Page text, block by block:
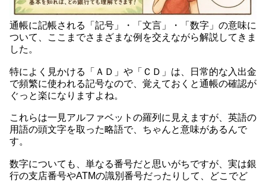
通帳に記帳される「記号」・「文言」・「数字」の意味に
ついて、ここまでさまざまな例を交えながら解説してきま
した。
特によく見かける「ＡＤ」や「ＣＤ」は、日常的な入出金
で頻繁に使われる記号なので、覚えておくと通帳の確認が
ぐっと楽になりますよね。
これらは一見アルファベットの羅列に見えますが、英語の
用語の頭文字を取った略語で、ちゃんと意味があるんで
す。
数字についても、単なる番号だと思いがちですが、実は銀
行の支店番号やATMの識別番号だったりして、どこでど